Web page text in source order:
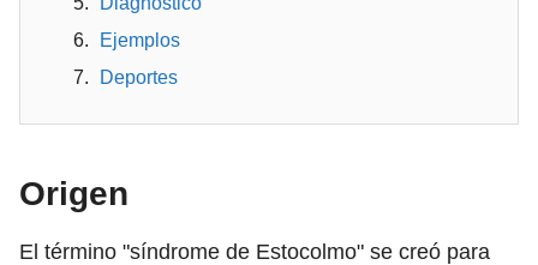
Ejemplos
Deportes
Origen
El término "síndrome de Estocolmo" se creó para